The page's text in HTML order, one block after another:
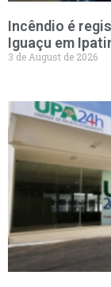
Incêndio é
Iguaçu em
3 de August de 2026